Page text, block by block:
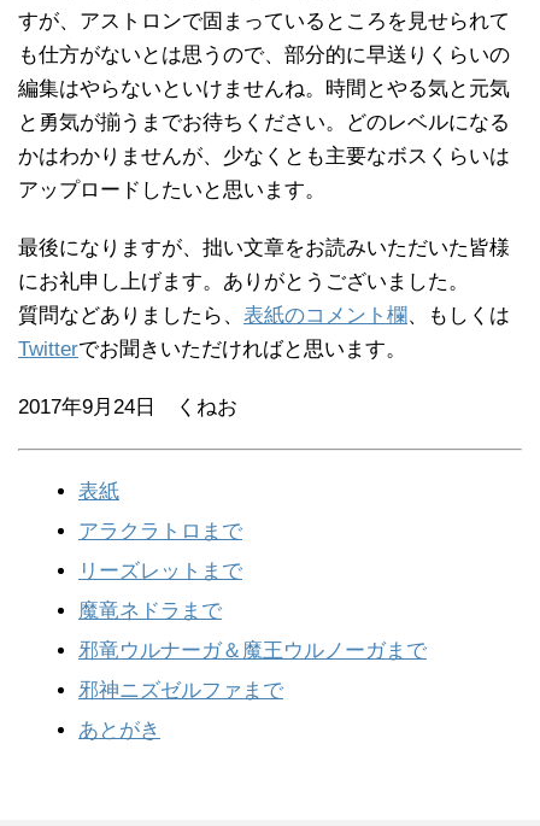
すが、アストロンで固まっているところを見せられて
も仕方がないとは思うので、部分的に早送りくらいの
編集はやらないといけませんね。時間とやる気と元気
と勇気が揃うまでお待ちください。どのレベルになる
かはわかりませんが、少なくとも主要なボスくらいは
アップロードしたいと思います。
最後になりますが、拙い文章をお読みいただいた皆様
にお礼申し上げます。ありがとうございました。
質問などありましたら、 表紙のコメント欄、もしくは
Twitterでお聞きいただければと思います。
2017年9月24日 くねお
表紙
アラクラトロまで
リーズレットまで
魔竜ネドラまで
邪竜ウルナーガ＆魔王ウルノーガまで
邪神ニズゼルファまで
あとがき